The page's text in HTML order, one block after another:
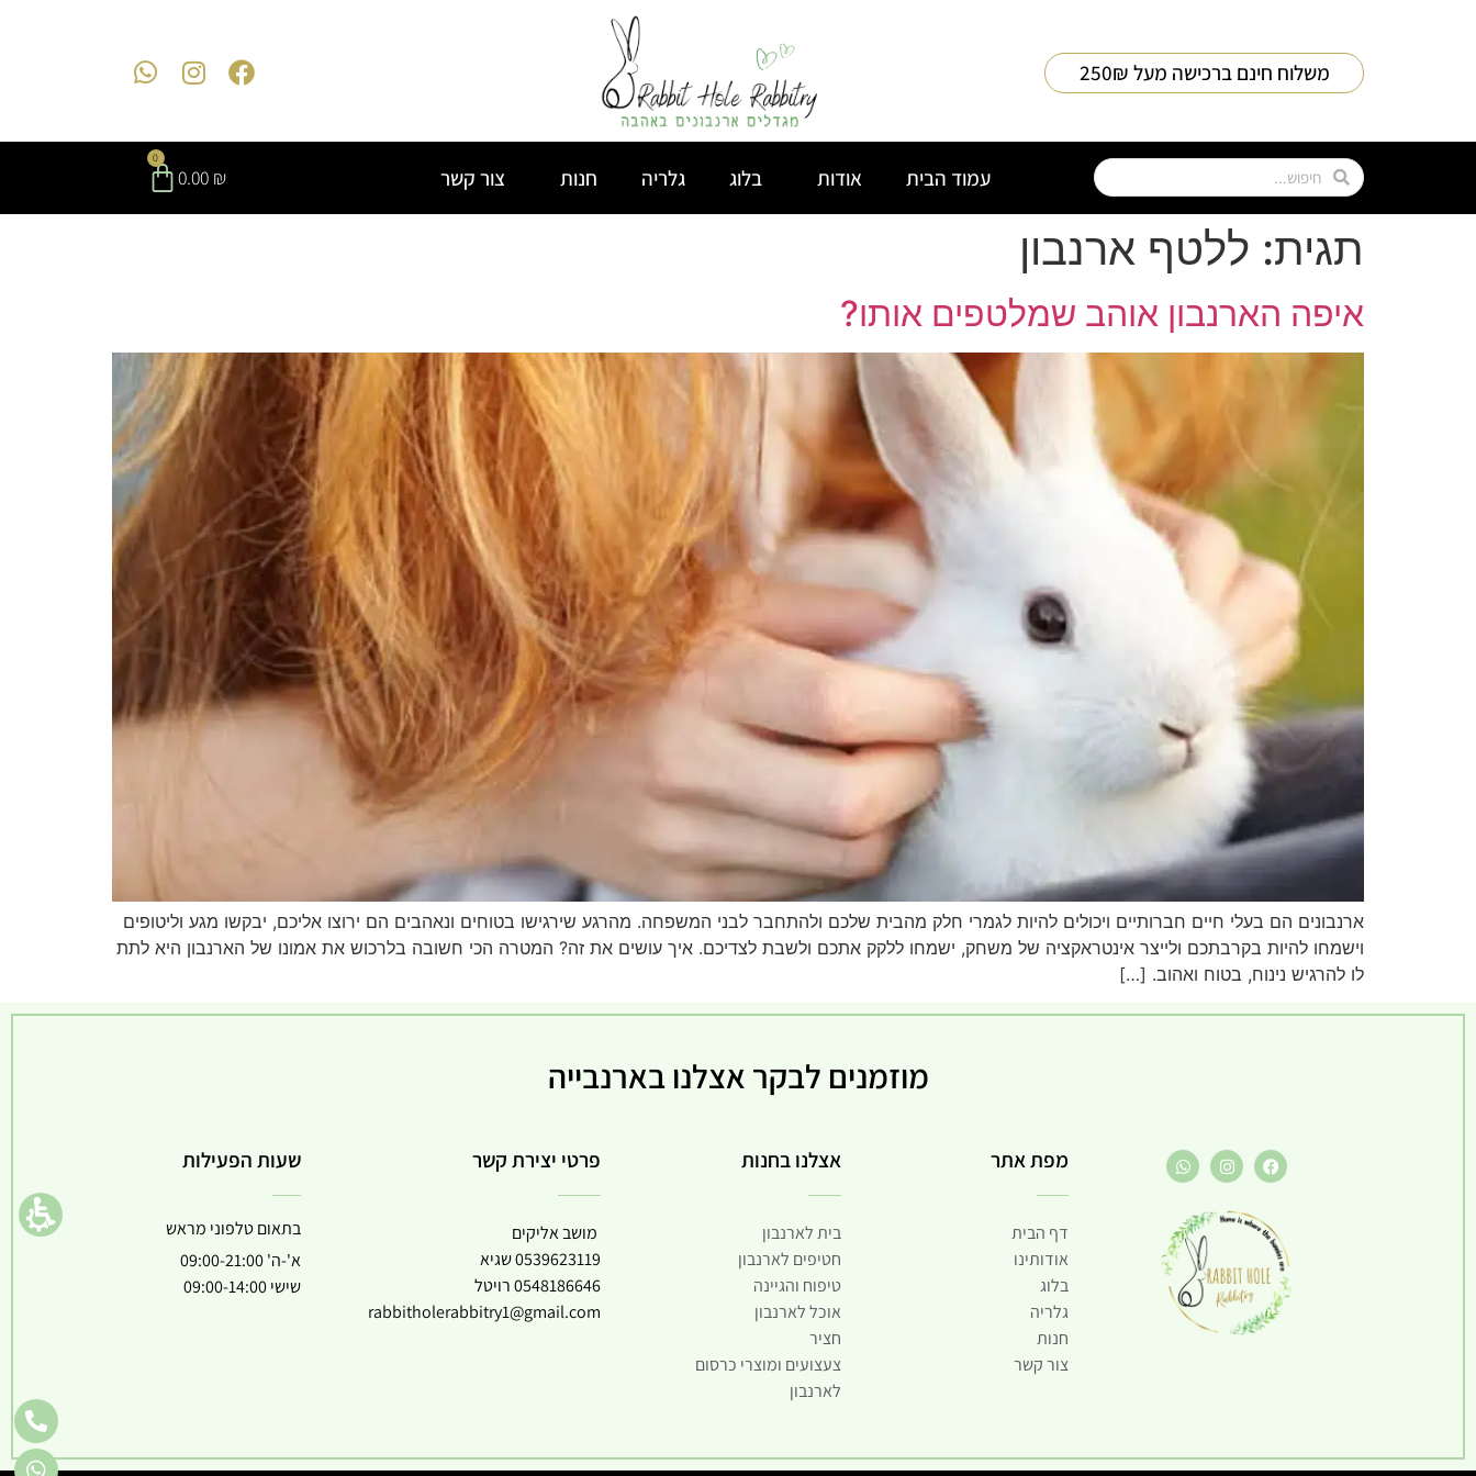
אנטר
משלוח חינם ברכישה מעל 250₪
עמוד הבית אודות בלוג גלריה חנות צור קשר 0.00 ₪
0
תגית: ללטף ארנבון
איפה הארנבון אוהב שמלטפים אותו?
ארנבונים הם בעלי חיים חברותיים ויכולים להיות לגמרי חלק מהבית שלכם ולהתחבר לבני המשפחה. מהרגע שירגישו בטוחים ונאהבים הם ירוצו אליכם, יבקשו מגע וליטופים
וישמחו להיות בקרבתכם ולייצר אינטראקציה של משחק, ישמחו ללקק אתכם ולשבת לצדיכם. איך עושים את זה? המטרה הכי חשובה בלרכוש את אמונו של הארנבון היא לתת
לו להרגיש נינוח, בטוח ואהוב. […]
מוזמנים לבקר אצלנו בארנבייה
מפת אתר
דף הבית
אודותינו
בלוג
גלריה
חנות
צור קשר
אצלנו בחנות
בית לארנבון
חטיפים לארנבון
טיפוח והגיינה
אוכל לארנבון
חציר
צעצועים ומוצרי כרסום
לארנבון
פרטי יצירת קשר
מושב אליקים
0539623119שגיא
0548186646רויטל
rabbitholerabbitry1@gmail.com
שעות הפעילות
בתאום טלפוני מראש
א'-ה' 09:00-21:00
שישי 09:00-14:00